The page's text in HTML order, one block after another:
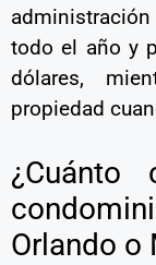
todo el año y
dólares,
propiedad
¿Cuánto
Orlando o